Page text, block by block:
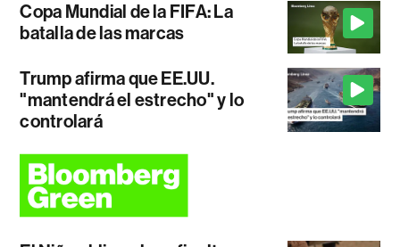
Copa Mundial de la FIFA: La
batalla de las marcas
Trump afirma que EE.UU.
"mantendrá el estrecho" y lo
controlará